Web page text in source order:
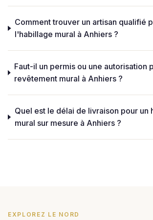
Comment trouver un artisan qualifié
l'habillage mural à Anhiers ?
Faut-il un permis ou une autorisation
revêtement mural à Anhiers ?
Quel est le délai de livraison pour un
mural sur mesure à Anhiers ?
EXPLOREZ LE NORD